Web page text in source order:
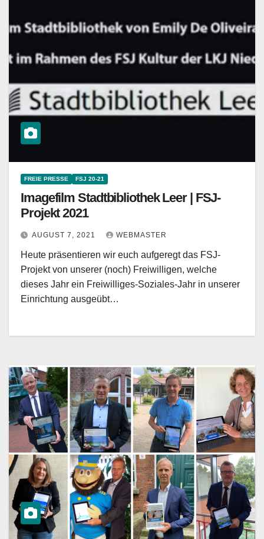
FREIE PRESSE FSJ 20-21
Imagefilm Stadtbibliothek Leer | FSJ-
Projekt 2021
AUGUST 7, 2021 WEBMASTER
Heute präsentieren wir euch aufgeregt das FSJ-
Projekt von unserer (noch) Freiwilligen, welche
dieses Jahr ein Freiwilliges-Soziales-Jahr in unserer
Einrichtung ausgeübt…